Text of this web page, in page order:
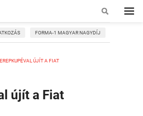
FORMA-1 MAGYAR NAGYDÍJ
ÚJÍT A FIAT
újít a Fiat